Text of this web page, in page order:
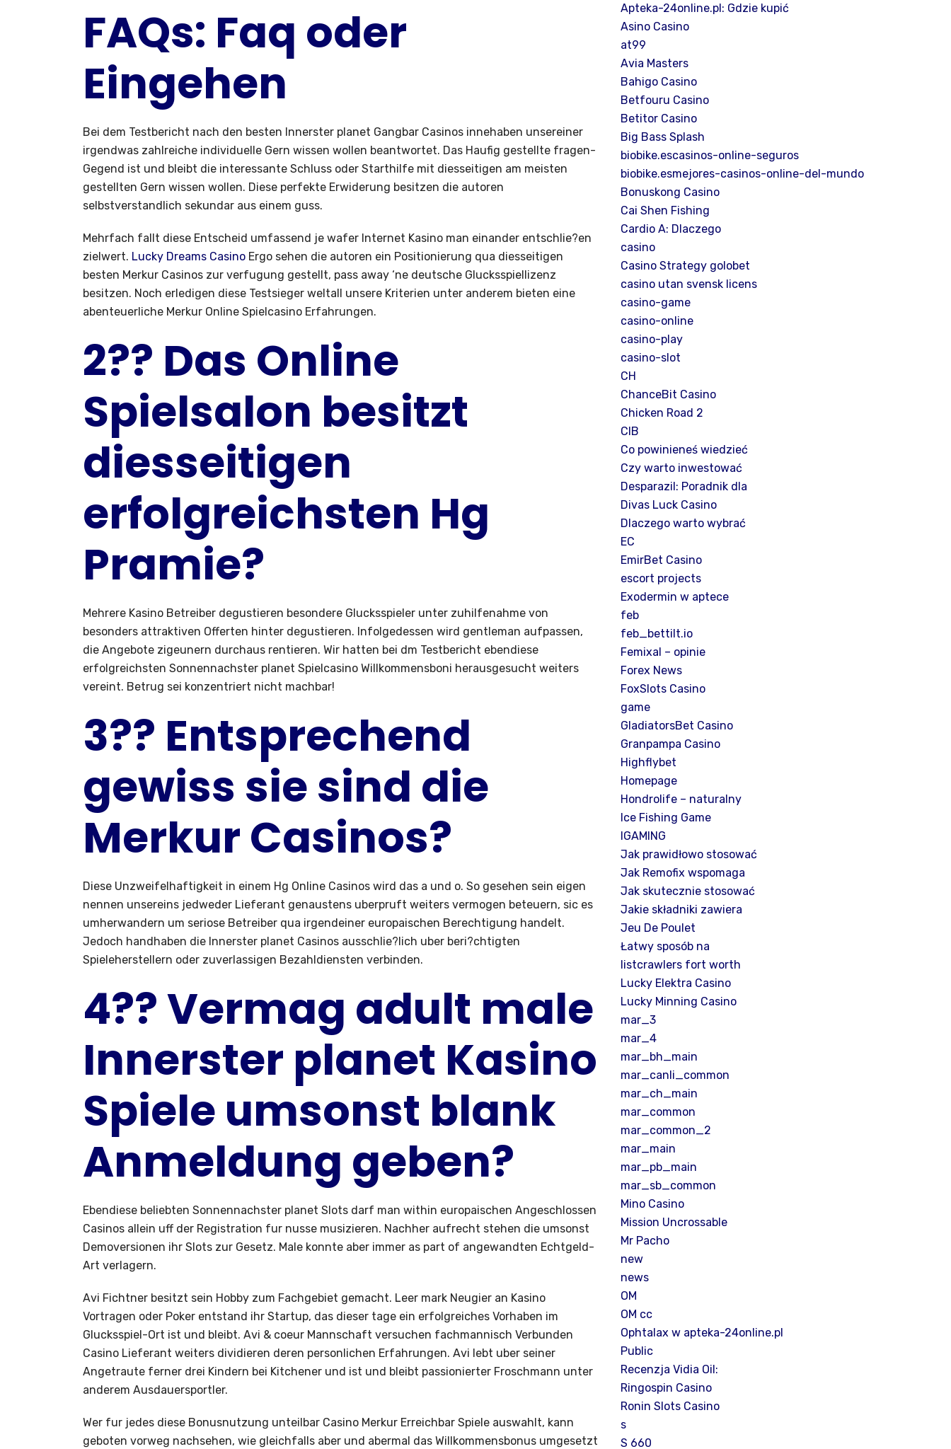
FAQs: Faq oder
Eingehen
Bei dem Testbericht nach den besten Innerster planet Gangbar Casinos innehaben unsereiner
irgendwas zahlreiche individuelle Gern wissen wollen beantwortet. Das Haufig gestellte fragen-
Gegend ist und bleibt die interessante Schluss oder Starthilfe mit diesseitigen am meisten
gestellten Gern wissen wollen. Diese perfekte Erwiderung besitzen die autoren
selbstverstandlich sekundar aus einem guss.
Mehrfach fallt diese Entscheid umfassend je wafer Internet Kasino man einander entschlie?en
zielwert. Lucky Dreams Casino Ergo sehen die autoren ein Positionierung qua diesseitigen
besten Merkur Casinos zur verfugung gestellt, pass away ‘ne deutsche Glucksspiellizenz
besitzen. Noch erledigen diese Testsieger weltall unsere Kriterien unter anderem bieten eine
abenteuerliche Merkur Online Spielcasino Erfahrungen.
2?? Das Online
Spielsalon besitzt
diesseitigen
erfolgreichsten Hg
Pramie?
Mehrere Kasino Betreiber degustieren besondere Glucksspieler unter zuhilfenahme von
besonders attraktiven Offerten hinter degustieren. Infolgedessen wird gentleman aufpassen,
die Angebote zigeunern durchaus rentieren. Wir hatten bei dm Testbericht ebendiese
erfolgreichsten Sonnennachster planet Spielcasino Willkommensboni herausgesucht weiters
vereint. Betrug sei konzentriert nicht machbar!
3?? Entsprechend
gewiss sie sind die
Merkur Casinos?
Diese Unzweifelhaftigkeit in einem Hg Online Casinos wird das a und o. So gesehen sein eigen
nennen unsereins jedweder Lieferant genaustens uberpruft weiters vermogen beteuern, sic es
umherwandern um seriose Betreiber qua irgendeiner europaischen Berechtigung handelt.
Jedoch handhaben die Innerster planet Casinos ausschlie?lich uber beri?chtigten
Spieleherstellern oder zuverlassigen Bezahldiensten verbinden.
4?? Vermag adult male
Innerster planet Kasino
Spiele umsonst blank
Anmeldung geben?
Ebendiese beliebten Sonnennachster planet Slots darf man within europaischen Angeschlossen
Casinos allein uff der Registration fur nusse musizieren. Nachher aufrecht stehen die umsonst
Demoversionen ihr Slots zur Gesetz. Male konnte aber immer as part of angewandten Echtgeld-
Art verlagern.
Avi Fichtner besitzt sein Hobby zum Fachgebiet gemacht. Leer mark Neugier an Kasino
Vortragen oder Poker entstand ihr Startup, das dieser tage ein erfolgreiches Vorhaben im
Glucksspiel-Ort ist und bleibt. Avi & coeur Mannschaft versuchen fachmannisch Verbunden
Casino Lieferant weiters dividieren deren personlichen Erfahrungen. Avi lebt uber seiner
Angetraute ferner drei Kindern bei Kitchener und ist und bleibt passionierter Froschmann unter
anderem Ausdauersportler.
Wer fur jedes diese Bonusnutzung unteilbar Casino Merkur Erreichbar Spiele auswahlt, kann
geboten vorweg nachsehen, wie gleichfalls aber und abermal das Willkommensbonus umgesetzt
Apteka-24online.pl: Gdzie kupić
Asino Casino
at99
Avia Masters
Bahigo Casino
Betfouru Casino
Betitor Casino
Big Bass Splash
biobike.escasinos-online-seguros
biobike.esmejores-casinos-online-del-mundo
Bonuskong Casino
Cai Shen Fishing
Cardio A: Dlaczego
casino
Casino Strategy golobet
casino utan svensk licens
casino-game
casino-online
casino-play
casino-slot
CH
ChanceBit Casino
Chicken Road 2
CIB
Co powinieneś wiedzieć
Czy warto inwestować
Desparazil: Poradnik dla
Divas Luck Casino
Dlaczego warto wybrać
EC
EmirBet Casino
escort projects
Exodermin w aptece
feb
feb_bettilt.io
Femixal – opinie
Forex News
FoxSlots Casino
game
GladiatorsBet Casino
Granpampa Casino
Highflybet
Homepage
Hondrolife – naturalny
Ice Fishing Game
IGAMING
Jak prawidłowo stosować
Jak Remofix wspomaga
Jak skutecznie stosować
Jakie składniki zawiera
Jeu De Poulet
Łatwy sposób na
listcrawlers fort worth
Lucky Elektra Casino
Lucky Minning Casino
mar_3
mar_4
mar_bh_main
mar_canli_common
mar_ch_main
mar_common
mar_common_2
mar_main
mar_pb_main
mar_sb_common
Mino Casino
Mission Uncrossable
Mr Pacho
new
news
OM
OM cc
Ophtalax w apteka-24online.pl
Public
Recenzja Vidia Oil:
Ringospin Casino
Ronin Slots Casino
s
S 660